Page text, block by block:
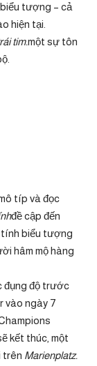
tượng – cả
hiện tại.
tim.một sự tôn
típ và đọc
đề cập đến
biểu tượng
hâm mộ hàng
đụng độ trước
vào ngày 7
kết thúc, một
trên Marienplatz.